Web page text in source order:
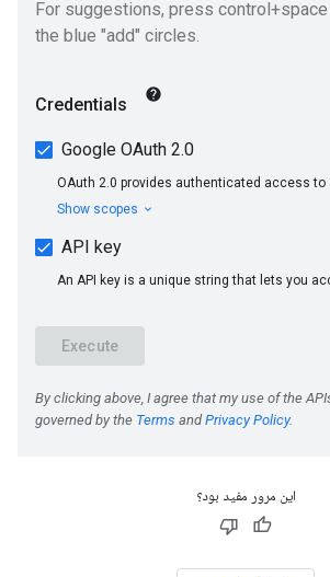
این مرور مفید بود؟